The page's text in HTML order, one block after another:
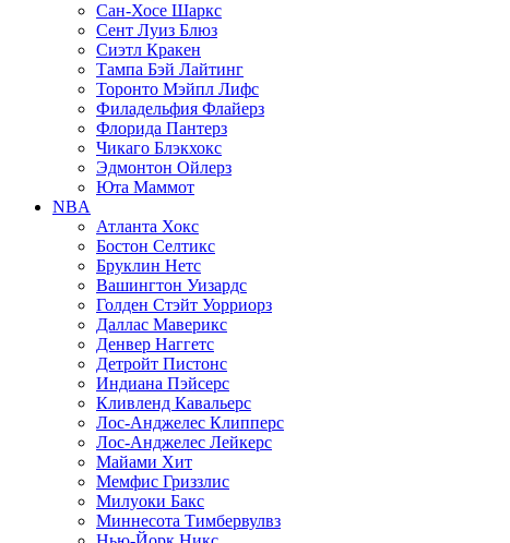
Сан-Хосе Шаркс
Сент Луиз Блюз
Сиэтл Кракен
Тампа Бэй Лайтинг
Торонто Мэйпл Лифс
Филадельфия Флайерз
Флорида Пантерз
Чикаго Блэкхокс
Эдмонтон Ойлерз
Юта Маммот
NBA
Атланта Хокс
Бостон Селтикс
Бруклин Нетс
Вашингтон Уизардс
Голден Стэйт Уорриорз
Даллас Маверикс
Денвер Наггетс
Детройт Пистонс
Индиана Пэйсерс
Кливленд Кавальерс
Лос-Анджелес Клипперс
Лос-Анджелес Лейкерс
Майами Хит
Мемфис Гриззлис
Милуоки Бакс
Миннесота Тимбервулвз